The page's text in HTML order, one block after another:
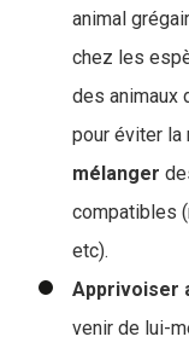
animal
chez les
des
pour éviter la
mélanger
compatibles
etc).
Apprivoiser
venir de lui-